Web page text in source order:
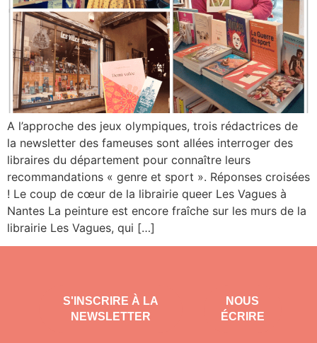
A l’approche des jeux olympiques, trois rédactrices de
la newsletter des fameuses sont allées interroger des
libraires du département pour connaître leurs
recommandations « genre et sport ». Réponses croisées
! Le coup de cœur de la librairie queer Les Vagues à
Nantes La peinture est encore fraîche sur les murs de la
librairie Les Vagues, qui […]
S'INSCRIRE À LA
NEWSLETTER
NOUS
ÉCRIRE